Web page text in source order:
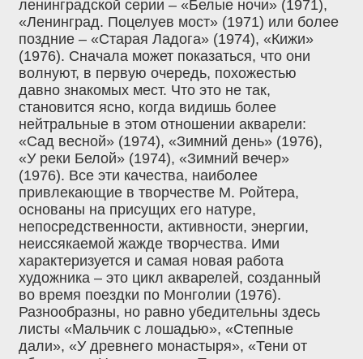
ленинградской серии – «Белые ночи» (1971),
«Ленинград. Поцелуев мост» (1971) или более
поздние – «Старая Ладога» (1974), «Кижи»
(1976). Сначала может показаться, что они
волнуют, в первую очередь, похожестью
давно знакомых мест. Что это не так,
становится ясно, когда видишь более
нейтральные в этом отношении акварели:
«Сад весной» (1974), «Зимний день» (1976),
«У реки Белой» (1974), «Зимний вечер»
(1976). Все эти качества, наиболее
привлекающие в творчестве М. Ройтера,
основаны на присущих его натуре,
непосредственности, активности, энергии,
неиссякаемой жажде творчества. Ими
характеризуется и самая новая работа
художника – это цикл акварелей, созданный
во время поездки по Монголии (1976).
Разнообразны, но равно убедительны здесь
листы «Мальчик с лошадью», «Степные
дали», «У древнего монастыря», «Тени от